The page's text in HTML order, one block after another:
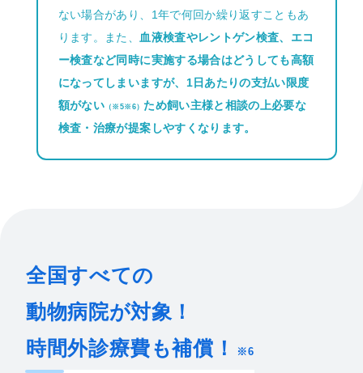
ない場合があり、1年で何回か繰り返すこともあ
ります。また、
血液検査やレントゲン検査、エコ
ー検査など同時に実施する場合はどうしても高額
になってしまいますが、1日あたりの支払い限度
額がない （※5※6） ため飼い主様と相談の上必要な
検査・治療が提案しやすくなります。
全国すべての
動物病院が対象！
時間外診療費も補償！
※6